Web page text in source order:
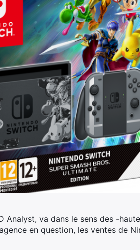
Analyst, va dans le sens des -
en question, les ventes de